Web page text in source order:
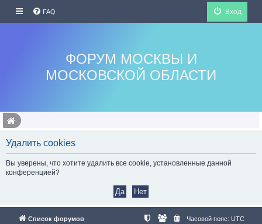
FAQ Вход
ФОРУМ МОСКВЫ И
МОСКОВСКОЙ ОБЛАСТИ
Удалить cookies
Вы уверены, что хотите удалить все cookie, установленные данной
конференцией?
Список форумов Часовой пояс: UTC